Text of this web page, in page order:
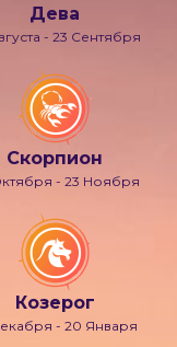
Дева
- 23 Сентября
Скорпион
- 23 Ноября
Козерог
- 20 Января